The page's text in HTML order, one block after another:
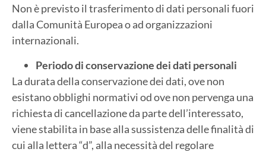
Non è previsto il trasferimento di dati personali fuori
dalla Comunità Europea o ad organizzazioni
internazionali.
Periodo di conservazione dei dati personali
La durata della conservazione dei dati, ove non
esistano obblighi normativi od ove non pervenga una
richiesta di cancellazione da parte dell’interessato,
viene stabilita in base alla sussistenza delle finalità di
cui alla lettera “d”, alla necessità del regolare